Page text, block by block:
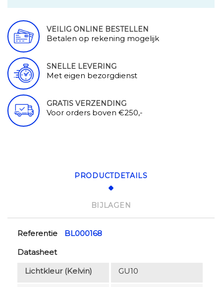
VEILIG ONLINE BESTELLEN
Betalen op rekening mogelijk
SNELLE LEVERING
Met eigen bezorgdienst
GRATIS VERZENDING
Voor orders boven €250,-
PRODUCTDETAILS
BIJLAGEN
Referentie
BL000168
Datasheet
Lichtkleur (Kelvin)
GU10